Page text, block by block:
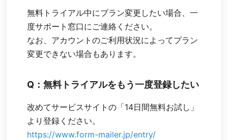
無料トライアル中にプラン変更したい場合、一
度サポート窓口にご連絡ください。
なお、アカウントのご利用状況によってプラン
変更できない場合もあります。
Q：無料トライアルをもう一度登録したい
改めてサービスサイトの「14日間無料お試し」
より登録ください。
https://www.form-mailer.jp/entry/